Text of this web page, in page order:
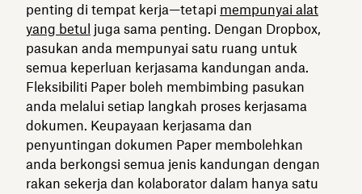
penting di tempat kerja—tetapi mempunyai alat
yang betul juga sama penting. Dengan Dropbox,
pasukan anda mempunyai satu ruang untuk
semua keperluan kerjasama kandungan anda.
Fleksibiliti Paper boleh membimbing pasukan
anda melalui setiap langkah proses kerjasama
dokumen. Keupayaan kerjasama dan
penyuntingan dokumen Paper membolehkan
anda berkongsi semua jenis kandungan dengan
rakan sekerja dan kolaborator dalam hanya satu